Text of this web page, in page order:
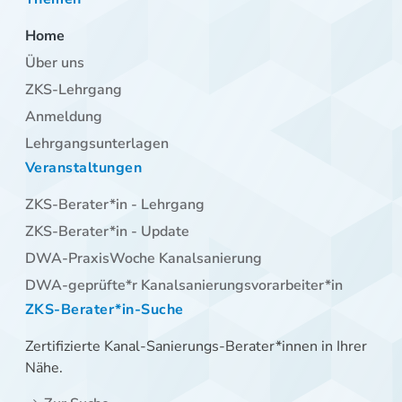
30.11. – 02.12.2026
Weitere Informationen und Anmeldung
Navigation
überspringen
Home
Über uns
ZKS-Lehrgang
Anmeldung
Lehrgangsunterlagen
Veranstaltungen
Navigation
überspringen
ZKS-Berater*in - Lehrgang
ZKS-Berater*in - Update
DWA-PraxisWoche Kanalsanierung
DWA-geprüfte*r Kanalsanierungsvorarbeiter*in
ZKS-Berater*in-Suche
Zertifizierte Kanal-Sanierungs-Berater*innen in Ihrer
Nähe.